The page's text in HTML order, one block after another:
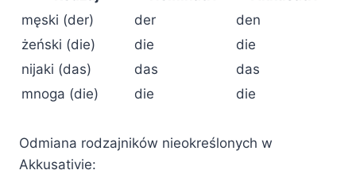
męski (der)
der
den
żeński (die)
die
die
nijaki (das)
das
das
mnoga (die)
die die
Odmiana rodzajników nieokreślonych w
Akkusativie: